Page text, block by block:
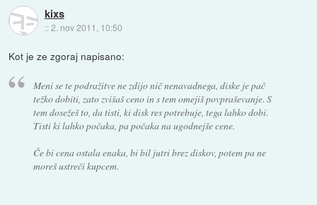
kixs
::2. nov 2011, 10:50
Kot je ze zgoraj napisano:
Meni se te podražitve ne zdijo nič nenavadnega, diske je pač
težko dobiti, zato zvišaš ceno in s tem omejiš povpraševanje. S
tem dosežeš to, da tisti, ki disk res potrebuje, tega lahko dobi.
Tisti ki lahko počaka, pa počaka na ugodnejše cene.
Če bi cena ostala enaka, bi bil jutri brez diskov, potem pa ne
moreš ustreči kupcem.